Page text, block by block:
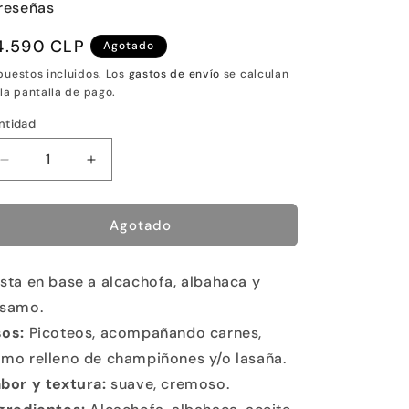
CLP
Agotado
incluidos. Los gastos de envío se calculan
pantalla de pago.
Reducir
cantidad
para
de
Aumentar
cantidad
para
Pesto
de
Agotado
en base a alcachofa, albahaca y
Picoteos, acompañando carnes,
relleno de champiñones y/o lasaña.
y textura:suave, cremoso.